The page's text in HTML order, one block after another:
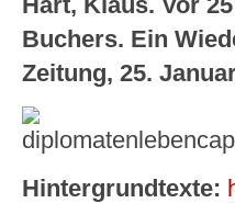
Hart, Klaus. Vor
Buchers. Ein
Zeitung, 25.
Hintergrundtexte: